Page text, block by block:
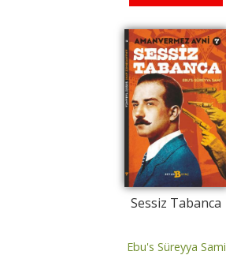
Sessiz Tabanca
Ebu's Süreyya Sami